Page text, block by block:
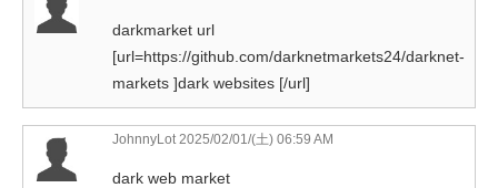
darkmarket url
[url=https://github.com/darknetmarkets24/darknet-
markets ]dark websites [/url]
JohnnyLot2025/02/01/(土) 06:59 AM
dark web market